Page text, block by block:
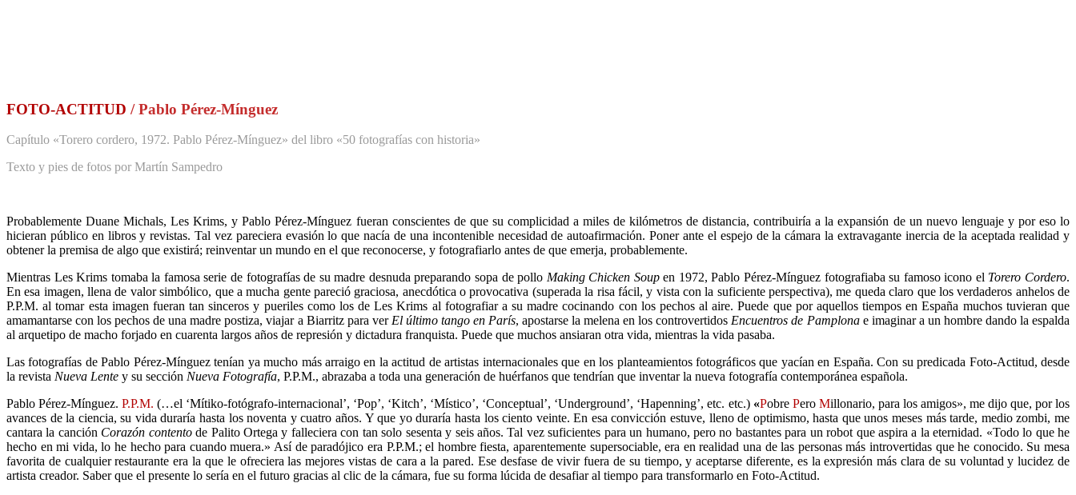
FOTO-ACTITUD / Pablo Pérez-Mínguez
Capítulo «Torero cordero, 1972. Pablo Pérez-Mínguez» del libro «50 fotografías con historia»
Texto y pies de fotos por Martín Sampedro
Probablemente Duane Michals, Les Krims, y Pablo Pérez-Mínguez fueran conscientes de que su complicidad a miles de kilómetros de distancia, contribuiría a la expansión de un nuevo lenguaje y por eso lo
hicieran público en libros y revistas. Tal vez pareciera evasión lo que nacía de una incontenible necesidad de autoafirmación. Poner ante el espejo de la cámara la extravagante inercia de la aceptada realidad y
obtener la premisa de algo que existirá; reinventar un mundo en el que reconocerse, y fotografiarlo antes de que emerja, probablemente.
Mientras Les Krims tomaba la famosa serie de fotografías de su madre desnuda preparando sopa de pollo Making Chicken Soupen 1972, Pablo Pérez-Mínguez fotografiaba su famoso icono el Torero Cordero.
En esa imagen, llena de valor simbólico, que a mucha gente pareció graciosa, anecdótica o provocativa (superada la risa fácil, y vista con la suficiente perspectiva), me queda claro que los verdaderos anhelos de
P.P.M. al tomar esta imagen fueran tan sinceros y pueriles como los de Les Krims al fotografiar a su madre cocinando con los pechos al aire. Puede que por aquellos tiempos en España muchos tuvieran que
amamantarse con los pechos de una madre postiza, viajar a Biarritz para ver El último tango en París, apostarse la melena en los controvertidos Encuentros de Pamplonae imaginar a un hombre dando la espalda
al arquetipo de macho forjado en cuarenta largos años de represión y dictadura franquista. Puede que muchos ansiaran otra vida, mientras la vida pasaba.
Las fotografías de Pablo Pérez-Mínguez tenían ya mucho más arraigo en la actitud de artistas internacionales que en los planteamientos fotográficos que yacían en España. Con su predicada Foto-Actitud, desde
la revista Nueva Lente y su sección Nueva Fotografía, P.P.M., abrazaba a toda una generación de huérfanos que tendrían que inventar la nueva fotografía contemporánea española.
Pablo Pérez-Mínguez.P.P.M.(…el ‘Mítiko-fotógrafo-internacional’, ‘Pop’, ‘Kitch’, ‘Místico’, ‘Conceptual’, ‘Underground’, ‘Hapenning’, etc. etc.) «Pobre Pero Millonario, para los amigos», me dijo que, por los
avances de la ciencia, su vida duraría hasta los noventa y cuatro años. Y que yo duraría hasta los ciento veinte. En esa convicción estuve, lleno de optimismo, hasta que unos meses más tarde, medio zombi, me
cantara la canción Corazón contentode Palito Ortega y falleciera con tan solo sesenta y seis años. Tal vez suficientes para un humano, pero no bastantes para un robot que aspira a la eternidad. «Todo lo que he
hecho en mi vida, lo he hecho para cuando muera.» Así de paradójico era P.P.M.; el hombre fiesta, aparentemente supersociable, era en realidad una de las personas más introvertidas que he conocido. Su mesa
favorita de cualquier restaurante era la que le ofreciera las mejores vistas de cara a la pared. Ese desfase de vivir fuera de su tiempo, y aceptarse diferente, es la expresión más clara de su voluntad y lucidez de
artista creador. Saber que el presente lo sería en el futuro gracias al clic de la cámara, fue su forma lúcida de desafiar al tiempo para transformarlo en Foto-Actitud.